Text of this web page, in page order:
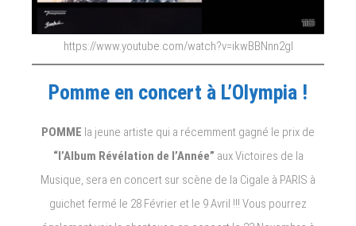
https://www.youtube.com/watch?v=ikwBBNnn2gI
Pomme en concert à L’Olympia !
POMME la jeune artiste qui a récemment gagné le prix de
“l’Album Révélation de l’Année” aux Victoires de la
Musique, sera en concert sur scène de la Cigale à PARIS à
guichet fermé le 28 Février et le 9 Avril !!! Vous pourrez